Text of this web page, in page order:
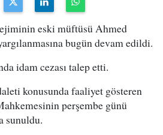
eski müftüsü Ahmed
bugün devam edildi.
idam cezası talep etti.
konusunda faaliyet gösteren
perşembe günü
sunuldu.